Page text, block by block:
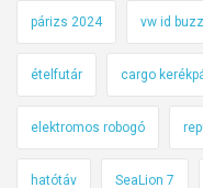
párizs 2024 vw id buzz
ételfutár cargo
elektromos robogó
hatótáv SeaLion 7